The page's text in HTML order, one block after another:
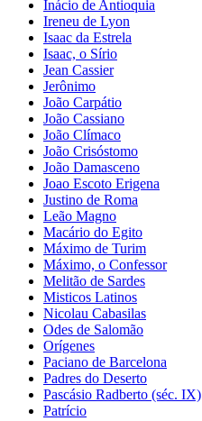
Inácio de Antioquia
Ireneu de Lyon
Isaac da Estrela
Isaac, o Sírio
Jean Cassier
Jerônimo
João Carpátio
João Cassiano
João Clímaco
João Crisóstomo
João Damasceno
Joao Escoto Erigena
Justino de Roma
Leão Magno
Macário do Egito
Máximo de Turim
Máximo, o Confessor
Melitão de Sardes
Misticos Latinos
Nicolau Cabasilas
Odes de Salomão
Orígenes
Paciano de Barcelona
Padres do Deserto
Pascásio Radberto (séc. IX)
Patrício